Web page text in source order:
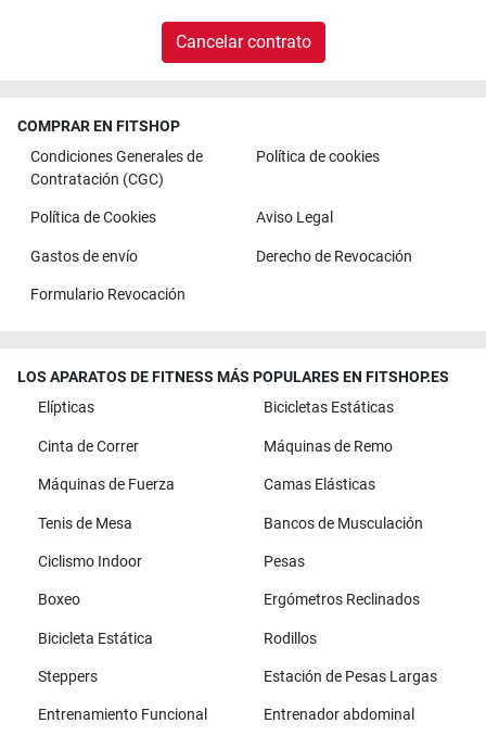
Cancelar contrato
COMPRAR EN FITSHOP
Condiciones Generales de
Contratación (CGC)
Política de cookies
Política de Cookies Aviso Legal
Gastos de envío Derecho de Revocación
Formulario Revocación
LOS APARATOS DE FITNESS MÁS POPULARES EN FITSHOP.ES
Elípticas
Bicicletas Estáticas
Cinta de Correr Máquinas de Remo
Máquinas de Fuerza Camas Elásticas
Tenis de Mesa Bancos de Musculación
Ciclismo Indoor Pesas
Boxeo Ergómetros Reclinados
Bicicleta Estática Rodillos
Steppers Estación de Pesas Largas
Entrenamiento Funcional Entrenador abdominal